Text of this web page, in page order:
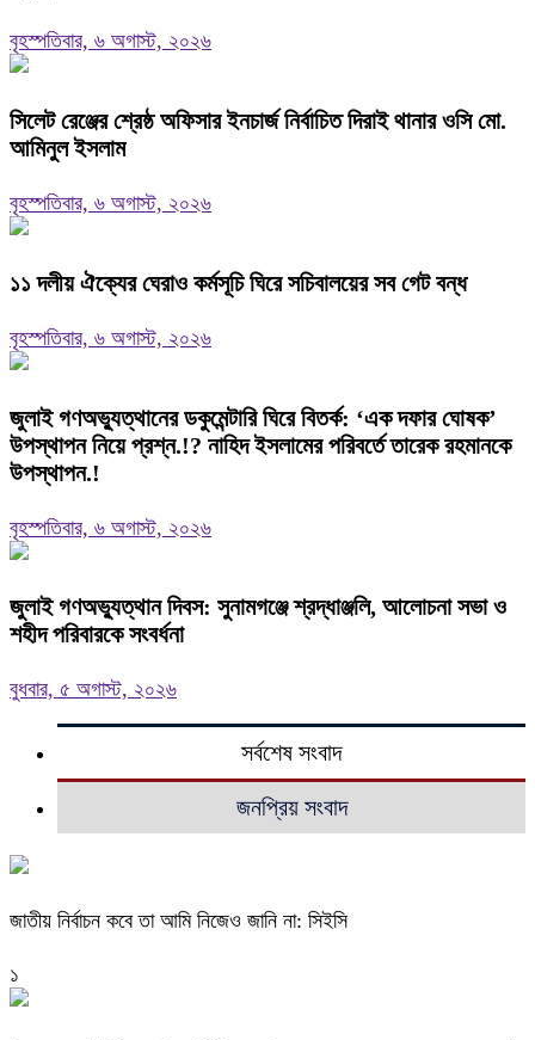
বৃহস্পতিবার, ৬ অগাস্ট, ২০২৬
‎সিলেট রেঞ্জের শ্রেষ্ঠ অফিসার ইনচার্জ নির্বাচিত দিরাই থানার ওসি মো.
আমিনুল ইসলাম
বৃহস্পতিবার, ৬ অগাস্ট, ২০২৬
‎১১ দলীয় ঐক্যের ঘেরাও কর্মসূচি ঘিরে সচিবালয়ের সব গেট বন্ধ
বৃহস্পতিবার, ৬ অগাস্ট, ২০২৬
‎জুলাই গণঅভ্যুত্থানের ডকুমেন্টারি ঘিরে বিতর্ক: ‘এক দফার ঘোষক’
উপস্থাপন নিয়ে প্রশ্ন.!? নাহিদ ইসলামের পরিবর্তে তারেক রহমানকে
উপস্থাপন.!
বৃহস্পতিবার, ৬ অগাস্ট, ২০২৬
জুলাই গণঅভ্যুত্থান দিবস: সুনামগঞ্জে শ্রদ্ধাঞ্জলি, আলোচনা সভা ও
শহীদ পরিবারকে সংবর্ধনা
বুধবার, ৫ অগাস্ট, ২০২৬
সর্বশেষ সংবাদ
জনপ্রিয় সংবাদ
জাতীয় নির্বাচন কবে তা আমি নিজেও জানি না: সিইসি
১